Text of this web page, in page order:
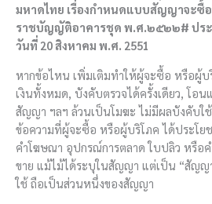
มหาดไทย เรื่องกำหนดแบบสัญญาจะซื้
ราชบัญญัติอาคารชุด พ.ศ.๒๕๒๒# ประ
วันที่ 20 สิงหาคม พ.ศ. 2551
หากข้อไหน เพิ่มเติมทำให้ผู้จะซื้อ หรือผู้บ
เงินทั้งหมด, บังคับตรวจได้ครั้งเดียว, โอ
สัญญา ฯลฯ ล้วนเป็นโมฆะ ไม่มีผลบังคับใ
ข้อความที่ผู้จะซื้อ หรือผู้บริโภค ได้ประโย
คำโฆษณา อุปกรณ์การตลาด ใบปลิว หรือ
ขาย แม้ไม้ได้ระบุในสัญญา แต่เป็น “สัญ
ใช้ ถือเป็นส่วนหนึ่งของสัญญา